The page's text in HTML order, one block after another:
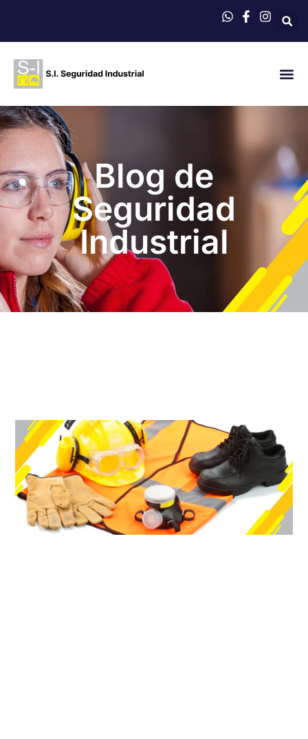
Blog de
Seguridad
Industrial